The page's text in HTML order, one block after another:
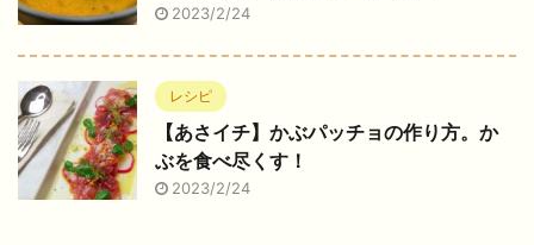
2023/2/24
レシピ
【あさイチ】かぶパッチョの作り方。か
ぶを食べ尽くす！
2023/2/24